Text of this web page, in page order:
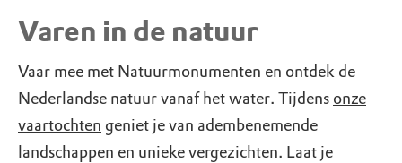
Varen in de natuur
Vaar mee met Natuurmonumenten en ontdek de
Nederlandse natuur vanaf het water. Tijdens onze
vaartochten geniet je van adembenemende
landschappen en unieke vergezichten. Laat je